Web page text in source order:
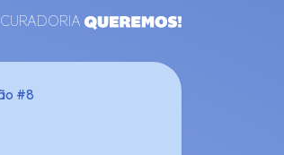
CURADORIA